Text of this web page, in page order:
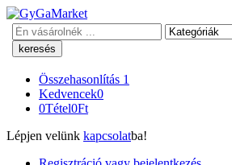
Keresés
Összehasonlítás 1
Kedvencek0
0Tétel0Ft
Lépjen velünk kapcsolatba!